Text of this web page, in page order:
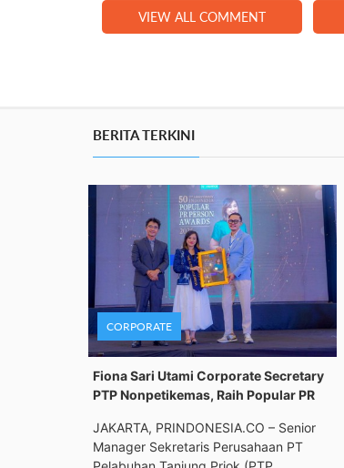
VIEW ALL COMMENT
BERITA TERKINI
CORPORATE
Fiona Sari Utami Corporate Secretary
PTP Nonpetikemas, Raih Popular PR
JAKARTA, PRINDONESIA.CO – Senior
Manager Sekretaris Perusahaan PT